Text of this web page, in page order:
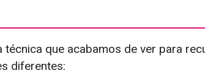
técnica que acabamos de ver para
diferentes: